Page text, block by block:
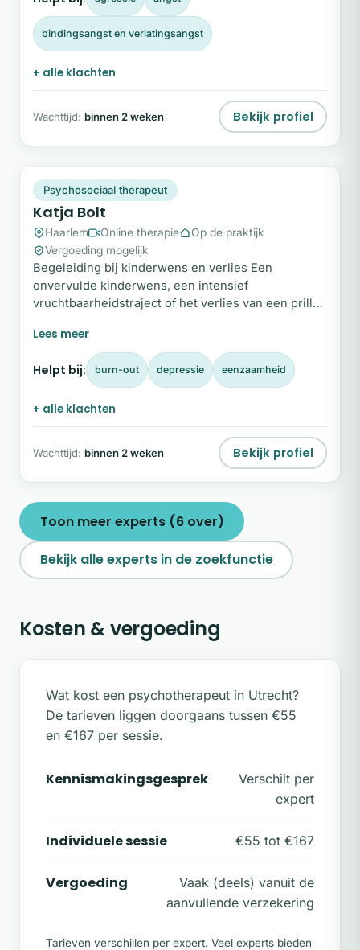
en zelfverbinding prioriteit worden, veranderen
relaties, werk en leiderschap fundamenteel.
bindingsangst en verlatingsangst
+ alle klachten
Wachttijd: binnen 2 weken Bekijk profiel
KB
Plek beschikbaar
Psychosociaal therapeut
Katja Bolt
Haarlem Online therapie
Op de praktijk
Vergoeding mogelijk
Begeleiding bij kinderwens en verlies Een
onvervulde kinderwens, een intensief
vruchtbaarheidstraject of het verlies van een prille
vertrouwde wereld volledig op zijn kop zetten. Het
is een zwaar en vaak eenzaam proces waarin hoop
en diepe teleurstelling elkaar voortdurend
afwisselen, en waarin emoties zoals verdriet, angst
en machteloosheid zich ongemerkt opstapelen.
Helpt bij: burn-out depressie eenzaamheid
+ alle klachten
Wachttijd: binnen 2 weken Bekijk profiel
Toon meer experts (6 over)
Bekijk alle experts in de zoekfunctie
Kosten & vergoeding
Wat kost een psychotherapeut in Utrecht?
De tarieven liggen doorgaans tussen €55
en €167 per sessie.
Kennismakingsgesprek
Verschilt per
expert
Individuele sessie €55 tot €167
Vergoeding
Vaak (deels) vanuit de
aanvullende verzekering
Tarieven verschillen per expert. Veel experts bieden